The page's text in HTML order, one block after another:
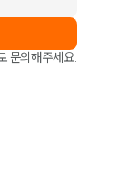
문의해주세요.